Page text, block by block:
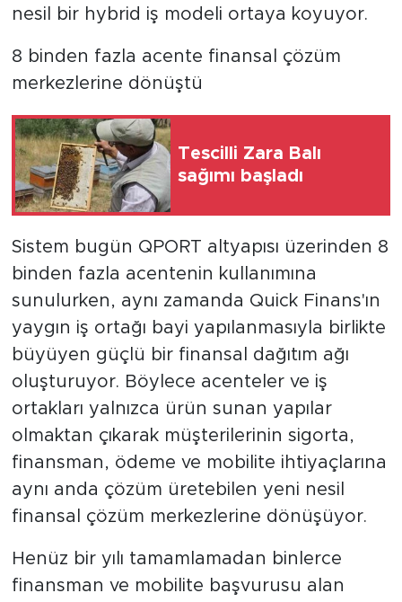
nesil bir hybrid iş modeli ortaya koyuyor.
8 binden fazla acente finansal çözüm
merkezlerine dönüştü
Tescilli Zara Balı
sağımı başladı
Sistem bugün QPORT altyapısı üzerinden 8
binden fazla acentenin kullanımına
sunulurken, aynı zamanda Quick Finans'ın
yaygın iş ortağı bayi yapılanmasıyla birlikte
büyüyen güçlü bir finansal dağıtım ağı
oluşturuyor. Böylece acenteler ve iş
ortakları yalnızca ürün sunan yapılar
olmaktan çıkarak müşterilerinin sigorta,
finansman, ödeme ve mobilite ihtiyaçlarına
aynı anda çözüm üretebilen yeni nesil
finansal çözüm merkezlerine dönüşüyor.
Henüz bir yılı tamamlamadan binlerce
finansman ve mobilite başvurusu alan